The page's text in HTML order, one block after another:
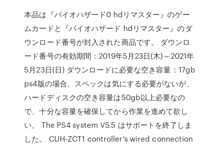
本品は『バイオハザード0 hdリマスター』のゲー
ムカードと『バイオハザード hdリマスター』のダ
ウンロード番号が封入された商品です。 ダウンロ
ード番号の有効期間：2019年5月23日(木)～2021年
5月23日(日) ダウンロードに必要な空き容量：17gb
ps4版の場合、スペックは気にする必要がないが、
ハードディスクの空き容量は50gb以上必要なの
で、十分な容量を確保してから作業を進めて欲し
い。 The PS4 system V5.5 はサポートを終了しま
した。 CUH-ZCT1 controller's wired connection